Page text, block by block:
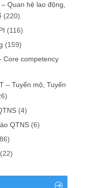
Quan hệ lao động,
(220)
(116)
(159)
Core competency
– Tuyển mộ, Tuyển
(4)
QTNS (6)
(22)